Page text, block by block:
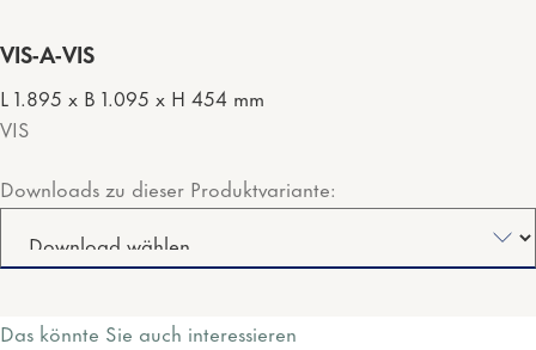
VIS-A-VIS
L 1.895 x B 1.095 x H 454 mm
VIS
Downloads zu dieser Produktvariante:
Das könnte Sie auch interessieren